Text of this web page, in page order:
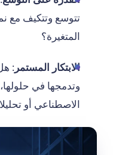
تتوسع وتتكيف مع
المتغيرة؟
الابتكار المستمر:
وتدمجها في
الاصطناعي أو